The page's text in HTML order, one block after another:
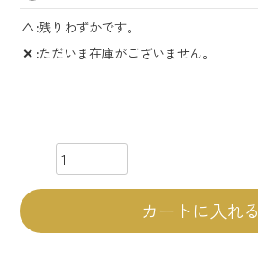
△ 残りわずかです。
✕ ただいま在庫がございません。
カートに入れる